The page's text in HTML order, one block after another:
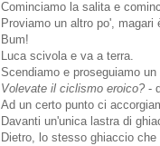
Cominciamo la salita e
Proviamo un altro po', magari
Bum!
Luca scivola e va a terra.
Scendiamo e proseguiamo un
Volevate il ciclismo eroico? -
Ad un certo punto ci
Davanti un'unica lastra di
Dietro, lo stesso ghiaccio